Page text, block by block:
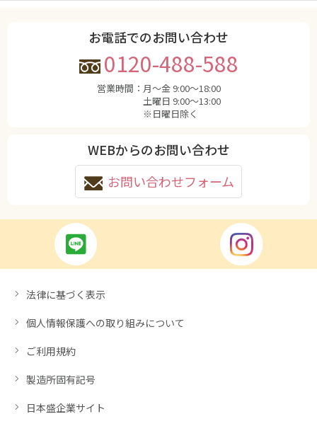
お電話でのお問い合わせ
0120-488-588
営業時間： 月〜金 9:00〜18:00
土曜日 9:00〜13:00
※日曜日除く
WEBからのお問い合わせ
お問い合わせフォーム
法律に基づく表示
個人情報保護への取り組みについて
ご利用規約
製造所固有記号
日本盛企業サイト